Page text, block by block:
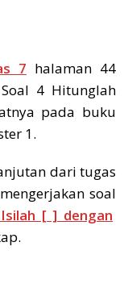
7 halaman 44
4 Hitunglah
pada buku
1.
dari tugas
soal
[ ] dengan